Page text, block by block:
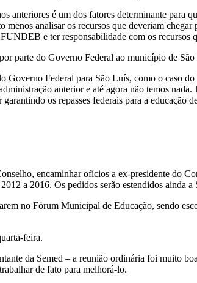
anteriores é um dos fatores determinante para
analisar os recursos que deveriam
e ter responsabilidade com os
parte do Governo Federal ao município de
Governo Federal para São Luís, como o caso
anterior e até agora não temos
os repasses federais para a
encaminhar ofícios a ex-presidente do
a 2016. Os pedidos serão estendidos ainda
no Fórum Municipal de Educação, sendo
feira.
da Semed – a reunião ordinária foi muito
de fato para melhorá-lo.